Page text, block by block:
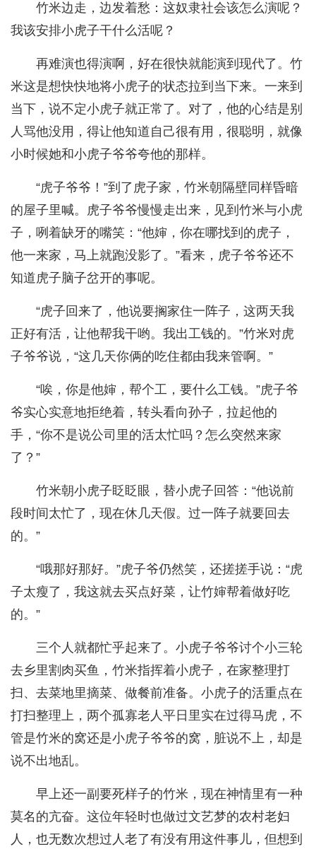
竹米边走，边发着愁：这奴隶社会该怎么演呢？
我该安排小虎子干什么活呢？
再难演也得演啊，好在很快就能演到现代了。竹
米这是想快快地将小虎子的状态拉到当下来。一来到
当下，说不定小虎子就正常了。对了，他的心结是别
人骂他没用，得让他知道自己很有用，很聪明，就像
小时候她和小虎子爷爷夸他的那样。
“虎子爷爷！”到了虎子家，竹米朝隔壁同样昏暗
的屋子里喊。虎子爷爷慢慢走出来，见到竹米与小虎
子，咧着缺牙的嘴笑：“他婶，你在哪找到的虎子，
他一来家，马上就跑没影了。”看来，虎子爷爷还不
知道虎子脑子岔开的事呢。
“虎子回来了，他说要搁家住一阵子，这两天我
正好有活，让他帮我干哟。我出工钱的。”竹米对虎
子爷爷说，“这几天你俩的吃住都由我来管啊。”
“唉，你是他婶，帮个工，要什么工钱。”虎子爷
爷实心实意地拒绝着，转头看向孙子，拉起他的
手，“你不是说公司里的活太忙吗？怎么突然来家
了？”
竹米朝小虎子眨眨眼，替小虎子回答：“他说前
段时间太忙了，现在休几天假。过一阵子就要回去
的。”
“哦那好那好。”虎子爷仍然笑，还搓搓手说：“虎
子太瘦了，我这就去买点好菜，让竹婶帮着做好吃
的。”
三个人就都忙乎起来了。小虎子爷爷讨个小三轮
去乡里割肉买鱼，竹米指挥着小虎子，在家整理打
扫、去菜地里摘菜、做餐前准备。小虎子的活重点在
打扫整理上，两个孤寡老人平日里实在过得马虎，不
管是竹米的窝还是小虎子爷爷的窝，脏说不上，却是
说不出地乱。
早上还一副要死样子的竹米，现在神情里有一种
莫名的亢奋。这位年轻时也做过文艺梦的农村老妇
人，也无数次想过人老了有没有用这件事儿，但想到